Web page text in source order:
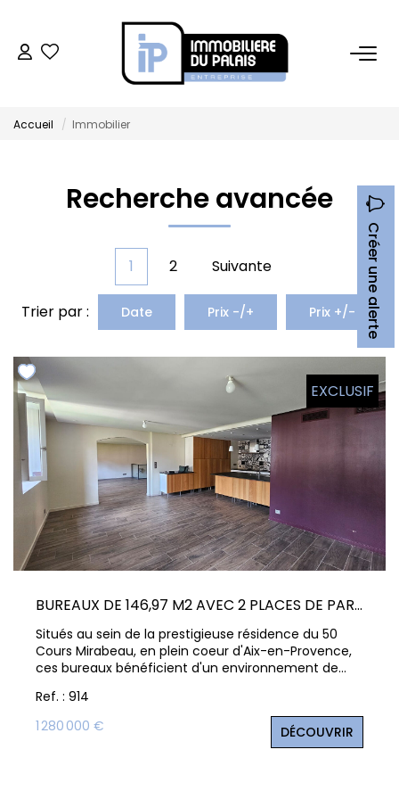
BUREAUX
COMMERCES
Ventes Locaux Commerciaux
Location Locaux Commerciaux
Murs
LOCAUX D'ACTIVITÉS
Vente Locaux D'activités
Location Locaux D'activités
ALERTE
NOS AGENCES
Qui Sommes Nous
Accueil Immobilier
Recherche avancée
Créer une alerte
1 2 Suivante
Trier par : Date Prix -/+ Prix +/-
EXCLUSIF
BUREAUX DE 146,97 M2 AVEC 2 PLACES DE PARKING À AIX EN PROVENCE COURS MIRABEAU
Situés au sein de la prestigieuse résidence du 50
Cours Mirabeau, en plein coeur d'Aix-en-Provence,
ces bureaux bénéficient d'un environnement de
fonctionnalité. Implantés au 1er étage avec
ascenseur, les locaux se développent sur deux
niveaux en duplex inversé et offrent une
organisation idéale pour une activité libérale, un
Ref. : 914
1 280 000 €
DÉCOUVRIR